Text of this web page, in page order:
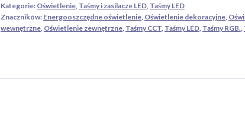
Kategorie: Oświetlenie, Taśmy i zasilacze LED, Taśmy LED
Znaczników: Energooszczędne oświetlenie, Oświetlenie dekoracyjne,
wewnętrzne, Oświetlenie zewnętrzne, Taśmy CCT, Taśmy LED, Taśmy RGB.,